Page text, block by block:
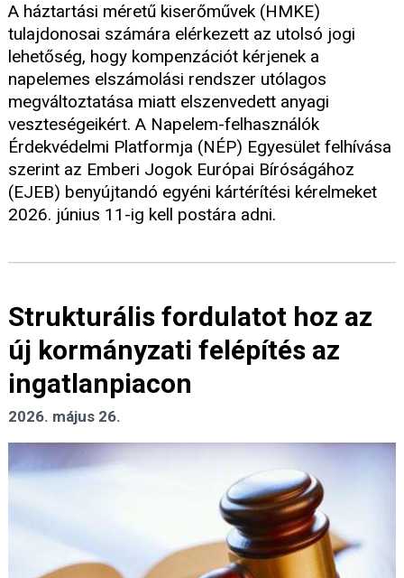
A háztartási méretű kiserőművek (HMKE)
tulajdonosai számára elérkezett az utolsó jogi
lehetőség, hogy kompenzációt kérjenek a
napelemes elszámolási rendszer utólagos
megváltoztatása miatt elszenvedett anyagi
veszteségeikért. A Napelem-felhasználók
Érdekvédelmi Platformja (NÉP) Egyesület felhívása
szerint az Emberi Jogok Európai Bíróságához
(EJEB) benyújtandó egyéni kártérítési kérelmeket
2026. június 11-ig kell postára adni.
Strukturális fordulatot hoz az
új kormányzati felépítés az
ingatlanpiacon
2026. május 26.